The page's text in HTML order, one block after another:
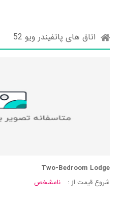
اتاق های پاتفیندر ویو 52
Two-Bedroom Lodge
شروع قیمت از :
نامشخص